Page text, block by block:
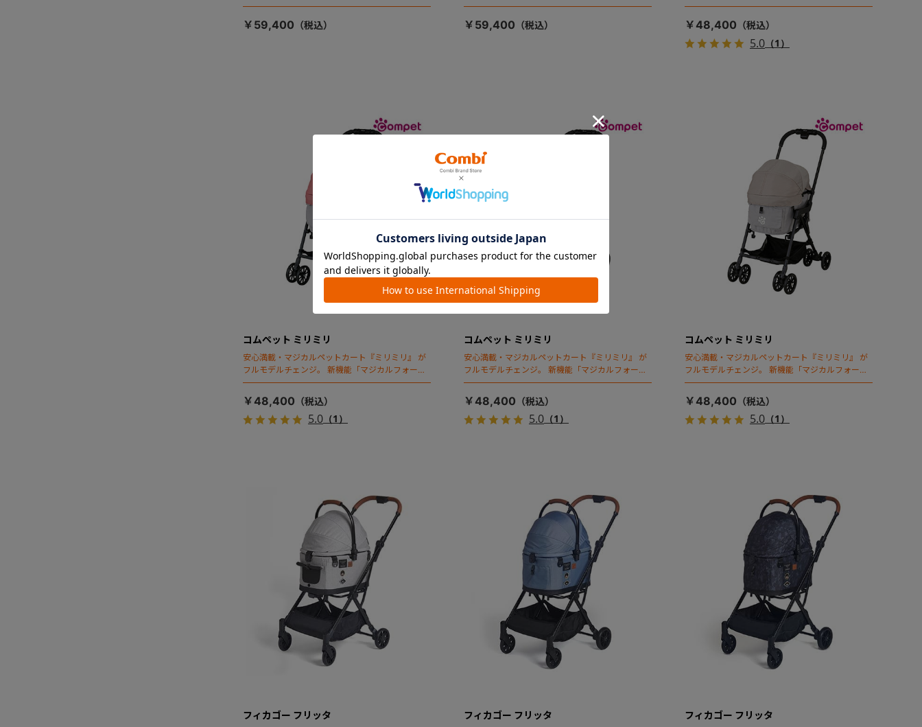
「マジカルフォールディング」搭載
￥59,400
「マジカルフォールディング」搭載
￥59,400
ディング」搭載
￥48,400
5.0（1）
コムペット ミリミリ
安心満載・マジカルペットカート『ミリミリ』 が
フルモデルチェンジ。 新機能「マジカルフォール
ディング」搭載
￥48,400
5.0 （1）
コムペット ミリミリ
安心満載・マジカルペットカート『ミリミリ』 が
フルモデルチェンジ。 新機能「マジカルフォール
ディング」搭載
￥48,400
5.0（1）
コムペット ミリミリ
安心満載・マジカルペットカート『ミリミリ』 が
フルモデルチェンジ。 新機能「マジカルフォール
ディング」搭載
￥48,400
5.0（1）
フィカゴー フリッタ フィカゴー フリッタ フィカゴー フリッタ